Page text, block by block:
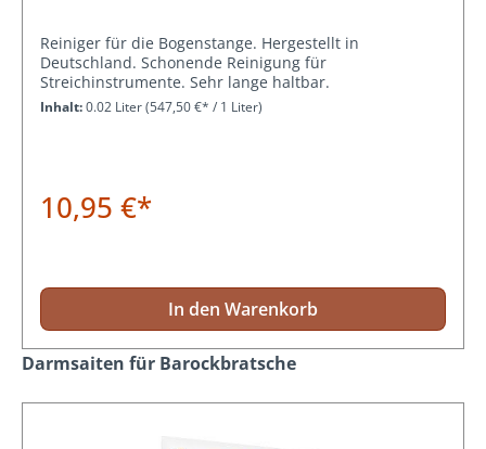
Reiniger für die Bogenstange. Hergestellt in
Deutschland. Schonende Reinigung für
Streichinstrumente. Sehr lange haltbar.
Inhalt:0.02 Liter(547,50 €* / 1 Liter)
10,95 €*
In den Warenkorb
Produktgalerie überspringen
Darmsaiten für Barockbratsche